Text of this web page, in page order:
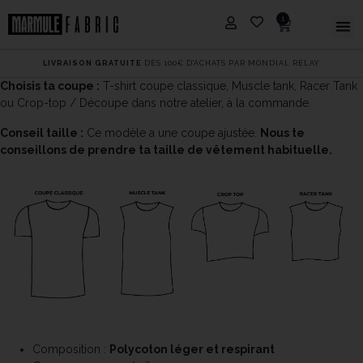
1
LIVRAISON GRATUITE DÈS 100€ D'ACHATS PAR MONDIAL RELAY
Choisis ta coupe : T-shirt coupe classique, Muscle tank, Racer Tank
ou Crop-top / Découpe dans notre atelier, à la commande.
Conseil taille : Ce modèle a une coupe ajustée.
Nous te
conseillons de prendre ta taille de vêtement habituelle.
Composition : Polycoton léger et respirant